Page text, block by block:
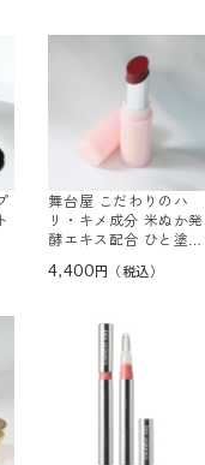
舞台屋 こだわりのハ
リ・キメ成分 米ぬか発
酵エキス配合 ひと塗り
ＨＡＮＡ カラースティ
4,400